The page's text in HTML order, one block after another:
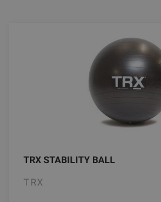
TRX STABILITY BALL
TRX